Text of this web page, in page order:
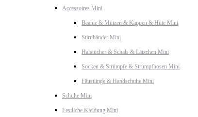
Accessoires Mini
Beanie & Mützen & Kappen & Hüte Mini
Stirnbänder Mini
Halstücher & Schals & Lätzchen Mini
Socken & Strümpfe & Strumpfhosen Mini
Fäustlinge & Handschuhe Mini
Schuhe Mini
Festliche Kleidung Mini